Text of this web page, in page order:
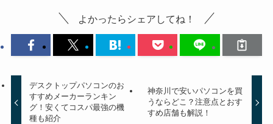
よかったらシェアしてね！
デスクトップパソコンのお
すすめメーカーランキン
グ！安くてコスパ最強の機
種も紹介
神奈川で安いパソコンを買
うならどこ？注意点とおす
すめ店舗も解説！